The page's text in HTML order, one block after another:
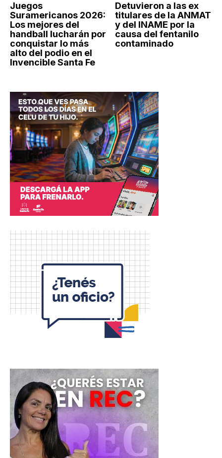
Juegos
Suramericanos 2026:
Los mejores del
handball lucharán por
conquistar lo más
alto del podio en el
Invencible Santa Fe
Detuvieron a las ex
titulares de la ANMAT
y del INAME por la
causa del fentanilo
contaminado